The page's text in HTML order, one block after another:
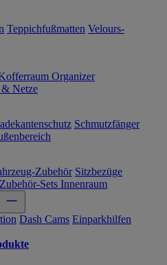
Teppichfußmatten Velours-
Organizer
& Netze
Schmutzfänger
Zubehör Sitzbezüge
Zubehör-Sets Innenraum
Dash Cams Einparkhilfen